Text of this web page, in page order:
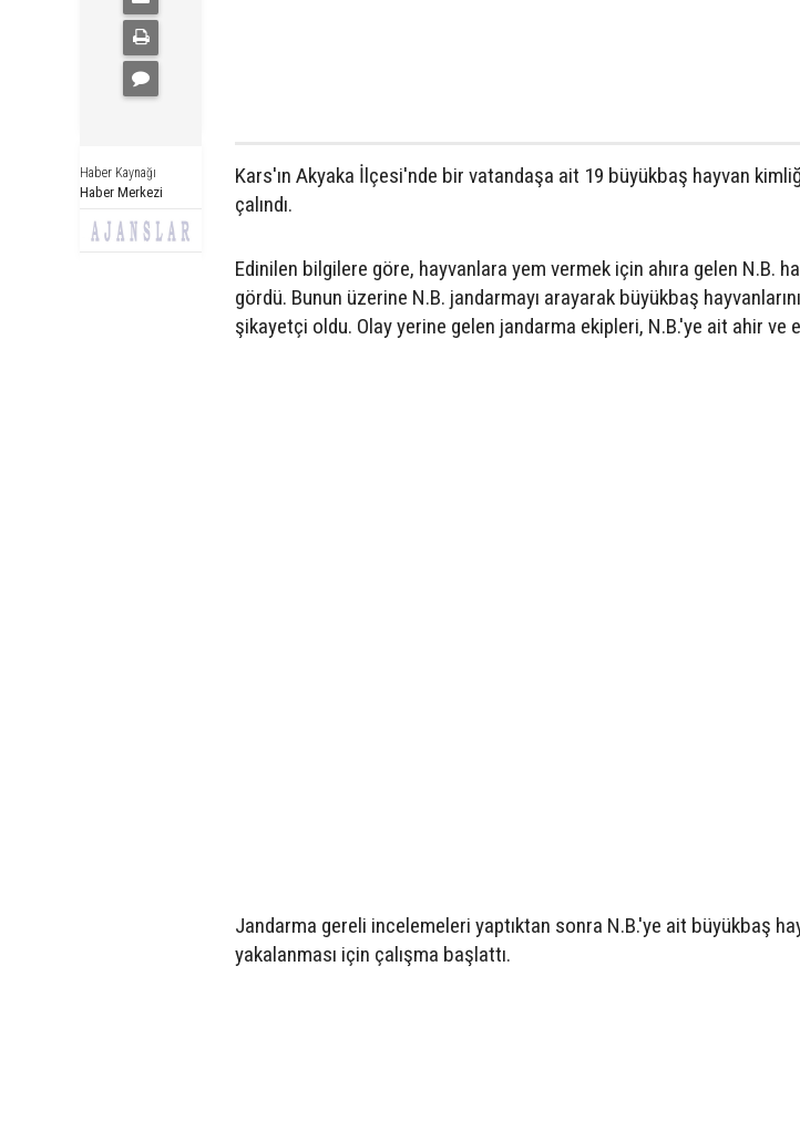
Haber Kaynağı
Haber Merkezi
Kars'ın Akyaka İlçesi'nde bir vatandaşa ait 19 büyükbaş hayvan
çalındı.
Edinilen bilgilere göre, hayvanlara yem vermek için ahıra gelen N.B.
gördü. Bunun üzerine N.B. jandarmayı arayarak büyükbaş
şikayetçi oldu. Olay yerine gelen jandarma ekipleri, N.B.'ye ait ahir ve
Jandarma gereli incelemeleri yaptıktan sonra N.B.'ye ait büyükbaş
yakalanması için çalışma başlattı.